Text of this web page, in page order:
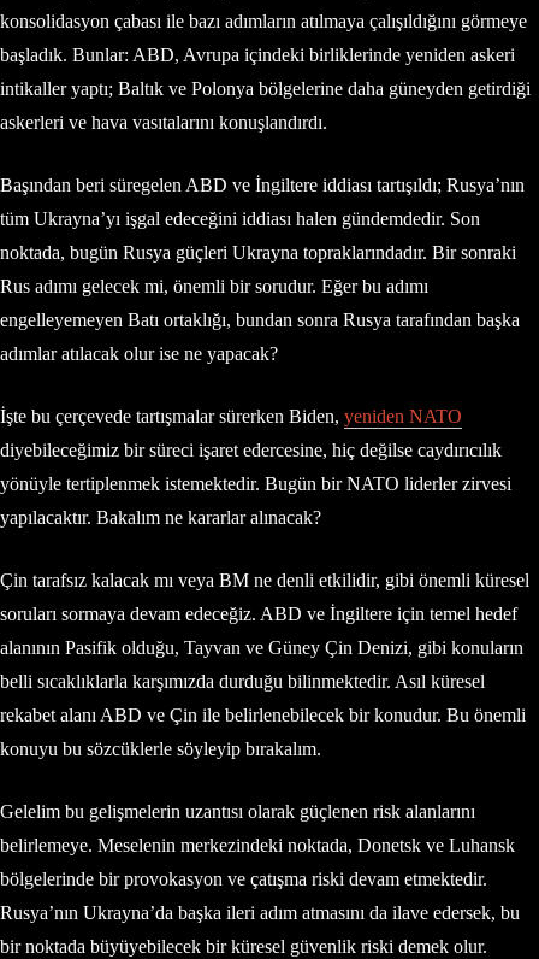
konsolidasyon çabası ile bazı adımların atılmaya çalışıldığını görmeye
başladık. Bunlar: ABD, Avrupa içindeki birliklerinde yeniden askeri
intikaller yaptı; Baltık ve Polonya bölgelerine daha güneyden getirdiği
askerleri ve hava vasıtalarını konuşlandırdı.
Başından beri süregelen ABD ve İngiltere iddiası tartışıldı; Rusya’nın
tüm Ukrayna’yı işgal edeceğini iddiası halen gündemdedir. Son
noktada, bugün Rusya güçleri Ukrayna topraklarındadır. Bir sonraki
Rus adımı gelecek mi, önemli bir sorudur. Eğer bu adımı
engelleyemeyen Batı ortaklığı, bundan sonra Rusya tarafından başka
adımlar atılacak olur ise ne yapacak?
İşte bu çerçevede tartışmalar sürerken Biden, yeniden NATO
diyebileceğimiz bir süreci işaret edercesine, hiç değilse caydırıcılık
yönüyle tertiplenmek istemektedir. Bugün bir NATO liderler zirvesi
yapılacaktır. Bakalım ne kararlar alınacak?
Çin tarafsız kalacak mı veya BM ne denli etkilidir, gibi önemli küresel
soruları sormaya devam edeceğiz. ABD ve İngiltere için temel hedef
alanının Pasifik olduğu, Tayvan ve Güney Çin Denizi, gibi konuların
belli sıcaklıklarla karşımızda durduğu bilinmektedir. Asıl küresel
rekabet alanı ABD ve Çin ile belirlenebilecek bir konudur. Bu önemli
konuyu bu sözcüklerle söyleyip bırakalım.
Gelelim bu gelişmelerin uzantısı olarak güçlenen risk alanlarını
belirlemeye. Meselenin merkezindeki noktada, Donetsk ve Luhansk
bölgelerinde bir provokasyon ve çatışma riski devam etmektedir.
Rusya’nın Ukrayna’da başka ileri adım atmasını da ilave edersek, bu
bir noktada büyüyebilecek bir küresel güvenlik riski demek olur.